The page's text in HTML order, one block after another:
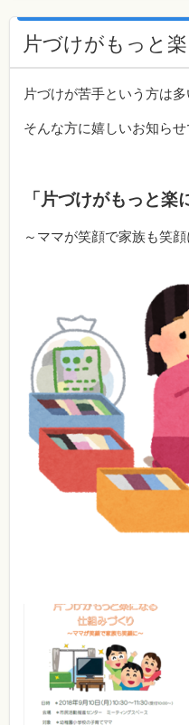
片づけがもっと楽
片づけが苦手という方は
そんな方に嬉しいお知らせ
「片づけがもっと楽
～ママが笑顔で家族も笑顔